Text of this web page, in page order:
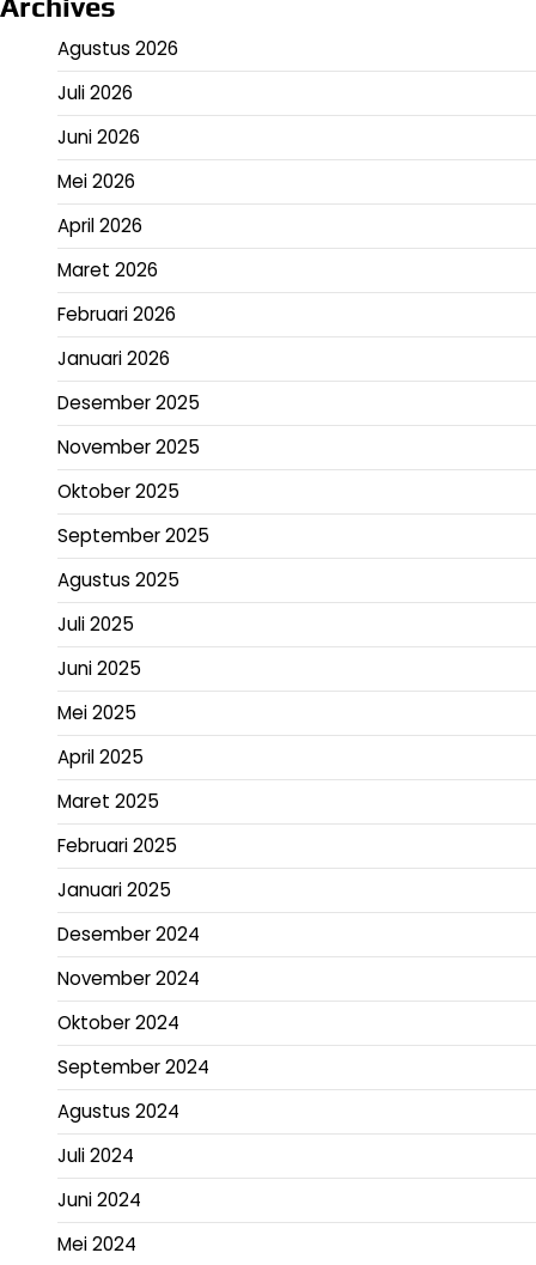
Archives
Agustus 2026
Juli 2026
Juni 2026
Mei 2026
April 2026
Maret 2026
Februari 2026
Januari 2026
Desember 2025
November 2025
Oktober 2025
September 2025
Agustus 2025
Juli 2025
Juni 2025
Mei 2025
April 2025
Maret 2025
Februari 2025
Januari 2025
Desember 2024
November 2024
Oktober 2024
September 2024
Agustus 2024
Juli 2024
Juni 2024
Mei 2024